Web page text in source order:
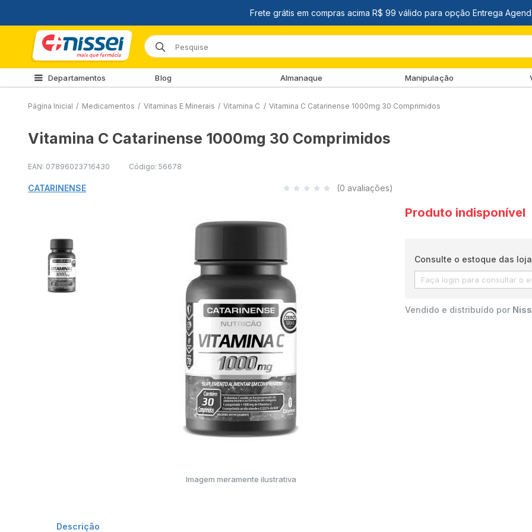
Departamentos Blog Almanaque Manipulação
Página Inicial / Medicamentos / Vitaminas E Minerais / Vitamina C / Vitamina C Catarinense 1000mg 30 Comprimidos
Vitamina C Catarinense 1000mg 30 Comprimidos
EAN: 07896023716430 Código: 56678
CATARINENSE (0 avaliações)
Imagem meramente ilustrativa
Produto indisponível
Consulte o estoque das
Vendido e distribuído por
Descrição